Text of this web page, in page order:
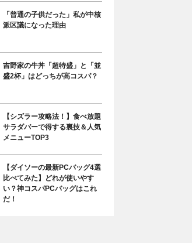
「普通の子供だった」私が中核
派区議になった理由
吉野家の牛丼「超特盛」と「並
盛2杯」はどっちが高コスパ？
【シズラー攻略法！】食べ放題
サラダバーで得する裏技＆人気
メニューTOP3
【ダイソーの最新PCバッグ4選
比べてみた】どれが使いやす
い？神コスパPCバッグはこれ
だ！